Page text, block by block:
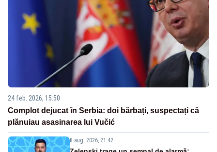
24 feb. 2026, 15:50
Complot dejucat în Serbia: doi bărbați, suspectați că
plănuiau asasinarea lui Vučić
8 aug. 2026, 21:42